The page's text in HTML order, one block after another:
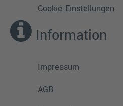
Cookie Einstellungen
Information
Impressum
AGB